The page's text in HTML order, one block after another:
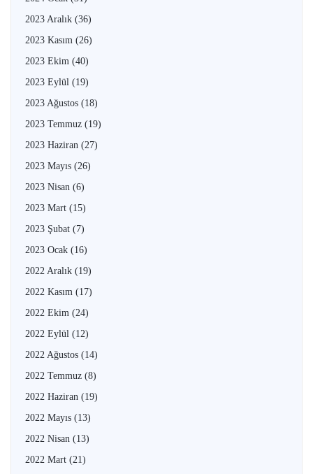
2023 Aralık (36)
2023 Kasım (26)
2023 Ekim (40)
2023 Eylül (19)
2023 Ağustos (18)
2023 Temmuz (19)
2023 Haziran (27)
2023 Mayıs (26)
2023 Nisan (6)
2023 Mart (15)
2023 Şubat (7)
2023 Ocak (16)
2022 Aralık (19)
2022 Kasım (17)
2022 Ekim (24)
2022 Eylül (12)
2022 Ağustos (14)
2022 Temmuz (8)
2022 Haziran (19)
2022 Mayıs (13)
2022 Nisan (13)
2022 Mart (21)